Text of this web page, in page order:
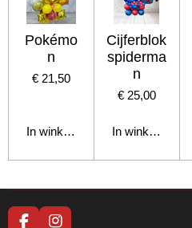
Pokémo
n
€ 21,50
In winkelwagen
Cijferblok
spiderma
n
€ 25,00
In winkelwagen